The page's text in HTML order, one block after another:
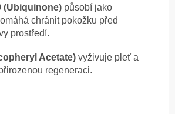
(Ubiquinone) působí jako
chránit pokožku před
prostředí.
Acetate) vyživuje pleť a
regeneraci.